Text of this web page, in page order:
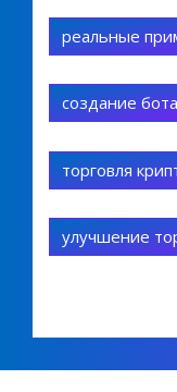
реальные
создание бота
торговля
улучшение